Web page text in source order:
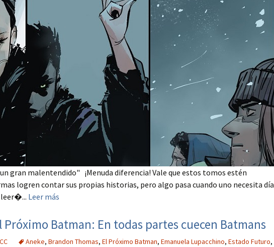
gran malentendido" ¡Menuda diferencia! Vale que estos tomos estén
logren contar sus propias historias, pero algo pasa cuando uno necesita día
leer�... Leer más
Próximo Batman: En todas partes cuecen Batmans
Aneke, Brandon Thomas, El Próximo Batman, Emanuela Lupacchino, Estado Futuro,